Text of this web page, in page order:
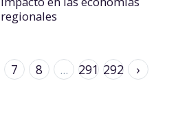
regionales
7 8 ... 291 292 ›